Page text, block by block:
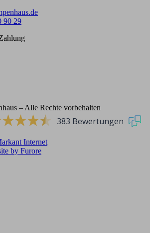
90 29
– Alle Rechte vorbehalten
383 Bewertungen
Internet
by Furore